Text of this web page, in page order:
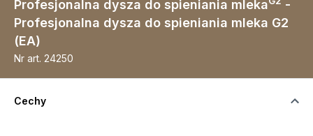
Profesjonalna dysza do spieniania mleka
-
Profesjonalna dysza do spieniania mleka G2
(EA)
Nr art. 24250
Cechy